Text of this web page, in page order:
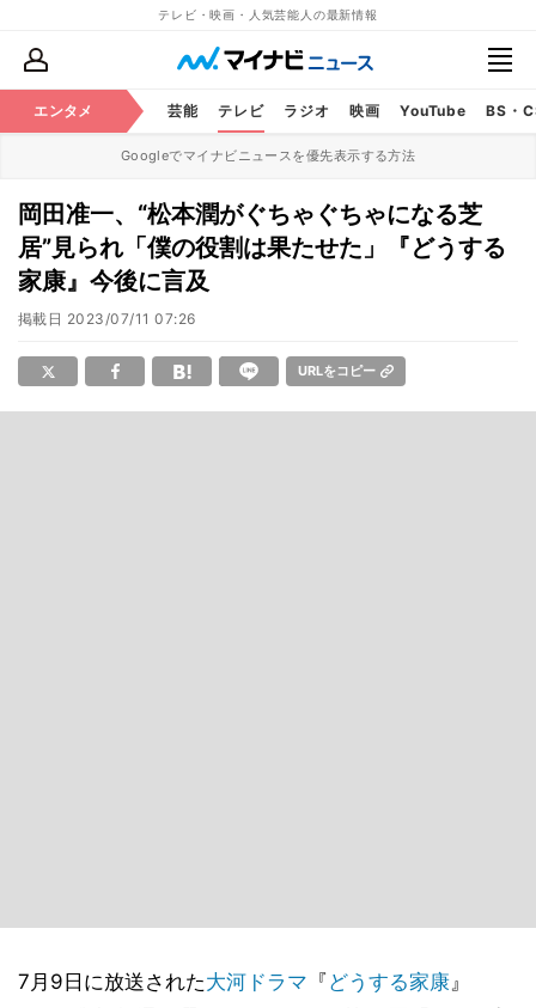
テレビ・映画・人気芸能人の最新情報
エンタメ 芸能 テレビ ラジオ 映画 YouTube BS・
Googleでマイナビニュースを優先表示する方法
岡田准一、“松本潤がぐちゃぐちゃになる芝
居”見られ「僕の役割は果たせた」『どうする
家康』今後に言及
掲載日 2023/07/11 07:26
URLをコピー
7月9日に放送された大河ドラマ 『どうする家康』